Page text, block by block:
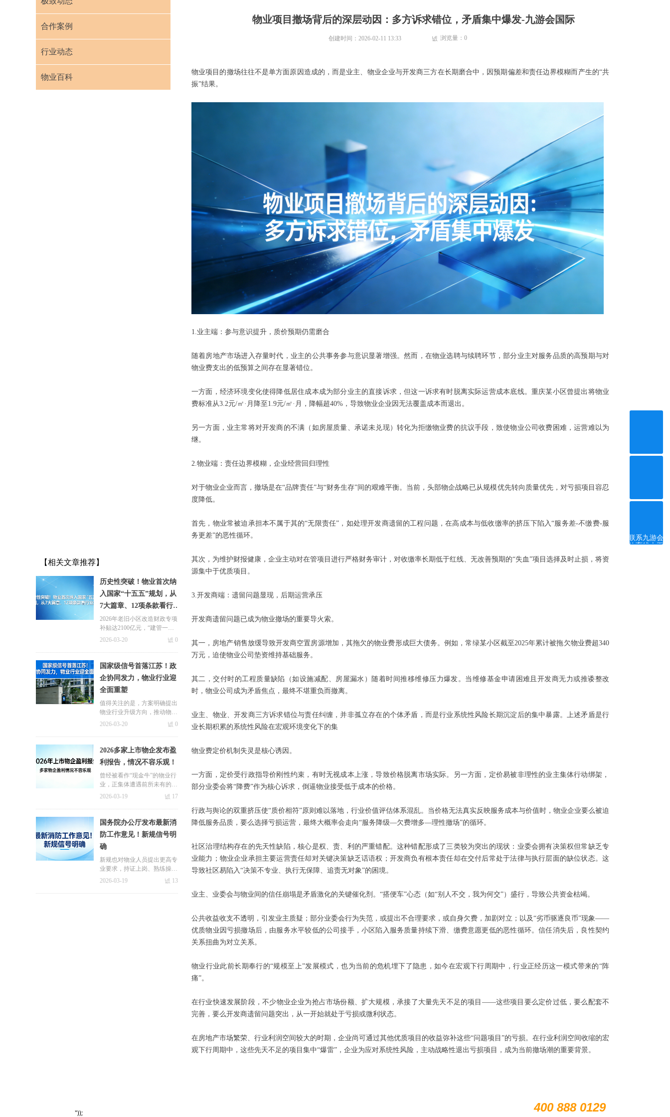
物业项目撤场背后的深层动因：多方诉求错位，矛盾集中爆发-九游会国际
物业项目的撤场往往不是单方面原因造成的，而是业主、物业企业与开发商三方在长期磨合中，因预期偏差和责任边界模糊而产生的“共
振”结果。
1.业主端：参与意识提升，质价预期仍需磨合
随着房地产市场进入存量时代，业主的公共事务参与意识显著增强。然而，在物业选聘与续聘环节，部分业主对服务品质的高预期与对
物业费支出的低预算之间存在显著错位。
一方面，经济环境变化使得降低居住成本成为部分业主的直接诉求，但这一诉求有时脱离实际运营成本底线。重庆某小区曾提出将物业
费标准从3.2元/㎡·月降至1.9元/㎡·月，降幅超40%，导致物业企业因无法覆盖成本而退出。
另一方面，业主常将对开发商的不满（如房屋质量、承诺未兑现）转化为拒缴物业费的抗议手段，致使物业公司收费困难，运营难以为
继。
2.物业端：责任边界模糊，企业经营回归理性
对于物业企业而言，撤场是在“品牌责任”与“财务生存”间的艰难平衡。当前，头部物企战略已从规模优先转向质量优先，对亏损项目容忍
度降低。
首先，物业常被迫承担本不属于其的“无限责任”，如处理开发商遗留的工程问题，在高成本与低收缴率的挤压下陷入“服务差-不缴费-服
务更差”的恶性循环。
其次，为维护财报健康，企业主动对在管项目进行严格财务审计，对收缴率长期低于红线、无改善预期的“失血”项目选择及时止损，将资
源集中于优质项目。
3.开发商端：遗留问题显现，后期运营承压
开发商遗留问题已成为物业撤场的重要导火索。
其一，房地产销售放缓导致开发商空置房源增加，其拖欠的物业费形成巨大债务。例如，常绿某小区截至2025年累计被拖欠物业费超340
万元，迫使物业公司垫资维持基础服务。
其二，交付时的工程质量缺陷（如设施减配、房屋漏水）随着时间推移维修压力爆发。当维修基金申请困难且开发商无力或推诿整改
时，物业公司成为矛盾焦点，最终不堪重负而撤离。
业主、物业、开发商三方诉求错位与责任纠缠，并非孤立存在的个体矛盾，而是行业系统性风险长期沉淀后的集中暴露。上述矛盾是行
业长期积累的系统性风险在宏观环境变化下的集
物业费定价机制失灵是核心诱因。
一方面，定价受行政指导价刚性约束，有时无视成本上涨，导致价格脱离市场实际。另一方面，定价易被非理性的业主集体行动绑架，
部分业委会将“降费”作为核心诉求，倒逼物业接受低于成本的价格。
行政与舆论的双重挤压使“质价相符”原则难以落地，行业价值评估体系混乱。当价格无法真实反映服务成本与价值时，物业企业要么被迫
降低服务品质，要么选择亏损运营，最终大概率会走向“服务降级—欠费增多—理性撤场”的循环。
社区治理结构存在的先天性缺陷，核心是权、责、利的严重错配。这种错配形成了三类较为突出的现状：业委会拥有决策权但常缺乏专
业能力；物业企业承担主要运营责任却对关键决策缺乏话语权；开发商负有根本责任却在交付后常处于法律与执行层面的缺位状态。这
导致社区易陷入“决策不专业、执行无保障、追责无对象”的困境。
业主、业委会与物业间的信任崩塌是矛盾激化的关键催化剂。“搭便车”心态（如“别人不交，我为何交”）盛行，导致公共资金枯竭。
公共收益收支不透明，引发业主质疑；部分业委会行为失范，或提出不合理要求，或自身欠费，加剧对立；以及“劣币驱逐良币”现象——
优质物业因亏损撤场后，由服务水平较低的公司接手，小区陷入服务质量持续下滑、缴费意愿更低的恶性循环。信任消失后，良性契约
关系扭曲为对立关系。
物业行业此前长期奉行的“规模至上”发展模式，也为当前的危机埋下了隐患，如今在宏观下行周期中，行业正经历这一模式带来的“阵
痛”。
在行业快速发展阶段，不少物业企业为抢占市场份额、扩大规模，承接了大量先天不足的项目——这些项目要么定价过低，要么配套不
完善，要么开发商遗留问题突出，从一开始就处于亏损或微利状态。
在房地产市场繁荣、行业利润空间较大的时期，企业尚可通过其他优质项目的收益弥补这些“问题项目”的亏损。在行业利润空间收缩的宏
观下行周期中，这些先天不足的项目集中“爆雷”，企业为应对系统性风险，主动战略性退出亏损项目，成为当前撤场潮的重要背景。
创建时间： 2026-02-11 13:33
合作案例
行业动态
物业百科
넶 浏览量： 0
【相关文章推荐】
历史性突破！物业首次纳
入国家“十五五”规划，从
7大篇章、12项条款看行
业变革
2026年老旧小区改造财政专项
补贴达2100亿元，“建管一体
化”模式将成为主流，物业作
显。
넶 0
2026-03-20
国家级信号首落江苏！政
企协同发力，物业行业迎
全面重塑
值得关注的是，方案明确提出
物业行业升级方向，推动物业
服务从单一小区管理向“小区
型。
넶 0
2026-03-20
2026多家上市物企发布盈
利报告，情况不容乐观！
曾经被看作“现金牛”的物业行
业，正集体遭遇前所未有的盈
利寒冬。
넶 17
2026-03-19
国务院办公厅发布最新消
防工作意见！新规信号明
确
新规也对物业人员提出更高专
业要求，持证上岗、熟练操作
设备，不仅是合规底线，更会
力。
넶 13
2026-03-19
区域代理
售前电话：400 888 0129
下载中心
"));
rpa数字员工
联系九游会
体育线上平
ꀥ